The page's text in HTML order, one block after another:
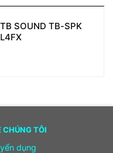
SOUND TB-SPK
CHÚNG TÔI
dụng